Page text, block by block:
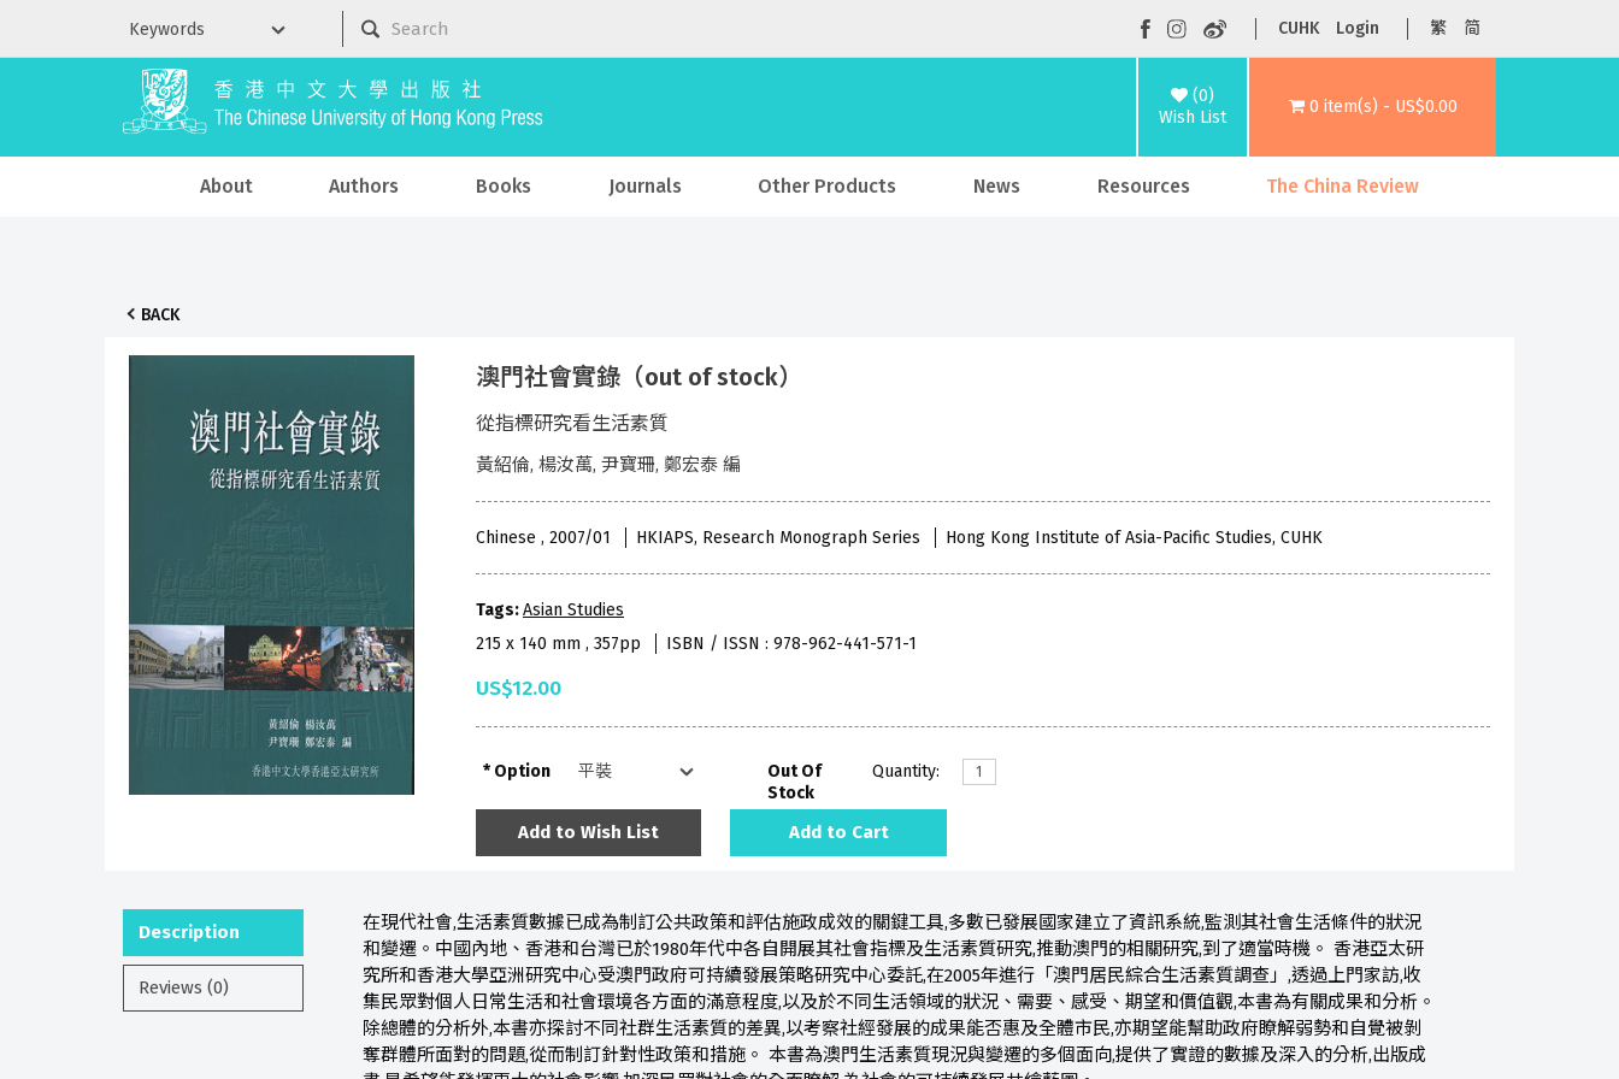
CUHK Login 繁 简
(0)
Wish List
0 item(s) - US$0.00
About Authors Books Journals Other Products News Resources The China Review
BACK
澳門社會實錄（out of stock）
從指標研究看生活素質
黃紹倫, 楊汝萬, 尹寶珊, 鄭宏泰 編
Chinese , 2007/01 HKIAPS, Research Monograph Series Hong Kong Institute of Asia-Pacific Studies, CUHK
Tags:Asian Studies
215 x 140 mm , 357pp
ISBN / ISSN : 978-962-441-571-1
US$12.00
Option
Out Of
Stock
Quantity:
Add to Wish List Add to Cart
Description
Reviews (0)
在現代社會,生活素質數據已成為制訂公共政策和評估施政成效的關鍵工具,多數已發展國家建立了資訊系統,監測其社會生活條件的狀況
和變遷。中國內地、香港和台灣已於1980年代中各自開展其社會指標及生活素質研究,推動澳門的相關研究,到了適當時機。 香港亞太研
究所和香港大學亞洲研究中心受澳門政府可持續發展策略研究中心委託,在2005年進行「澳門居民綜合生活素質調查」,透過上門家訪,收
集民眾對個人日常生活和社會環境各方面的滿意程度,以及於不同生活領域的狀況、需要、感受、期望和價值觀,本書為有關成果和分析。
除總體的分析外,本書亦探討不同社群生活素質的差異,以考察社經發展的成果能否惠及全體市民,亦期望能幫助政府瞭解弱勢和自覺被剝
奪群體所面對的問題,從而制訂針對性政策和措施。 本書為澳門生活素質現況與變遷的多個面向,提供了實證的數據及深入的分析,出版成